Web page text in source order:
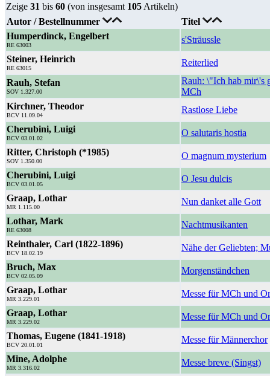
Zeige 31 bis 60 (von insgesamt 105 Artikeln)
Autor / Bestellnummer
Titel
Humperdinck, Engelbert
RE 63003
s'Sträussle
Steiner, Heinrich
RE 63015
Reiterlied
Rauh, Stefan
SOV 1.327.00
Rauh: \"Ich hab mir\'s
MCh
Kirchner, Theodor
BCV 11.09.04
Rastlose Liebe
Cherubini, Luigi
BCV 03.01.02
O salutaris hostia
Ritter, Christoph (*1985)
SOV 1.350.00
O magnum mysterium
Cherubini, Luigi
BCV 03.01.05
O Jesu dulcis
Graap, Lothar
MR 1.115.00
Nun danket alle Gott
Lothar, Mark
RE 63008
Nachtmusikanten
Reinthaler, Carl (1822-1896)
BCV 18.02.19
Nähe der Geliebten;
Bruch, Max
BCV 02.05.09
Morgenständchen
Graap, Lothar
MR 3.229.01
Messe für MCh und
Graap, Lothar
MR 3.229.02
Messe für MCh und
Thomas, Eugene (1841-1918)
BCV 20.01.01
Messe für Männerchor
Mine, Adolphe
MR 3.316.02
Messe breve (Singst)